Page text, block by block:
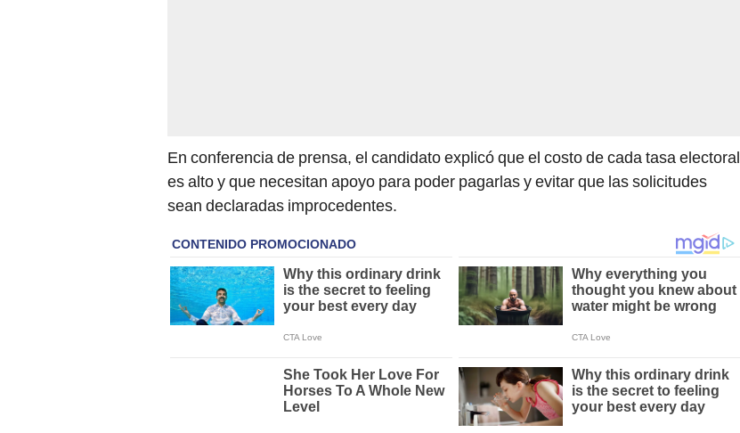
En conferencia de prensa, el candidato explicó que el costo de cada tasa electoral
es alto y que necesitan apoyo para poder pagarlas y evitar que las solicitudes
sean declaradas improcedentes.